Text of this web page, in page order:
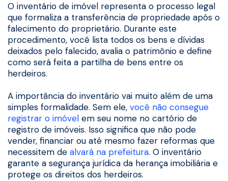
O inventário de imóvel representa o processo legal
que formaliza a transferência de propriedade após o
falecimento do proprietário. Durante este
procedimento, você lista todos os bens e dívidas
deixados pelo falecido, avalia o patrimônio e define
como será feita a partilha de bens entre os
herdeiros.
A importância do inventário vai muito além de uma
simples formalidade. Sem ele, você não consegue
registrar o imóvel em seu nome no cartório de
registro de imóveis. Isso significa que não pode
vender, financiar ou até mesmo fazer reformas que
necessitem de alvará na prefeitura. O inventário
garante a segurança jurídica da herança imobiliária e
protege os direitos dos herdeiros.